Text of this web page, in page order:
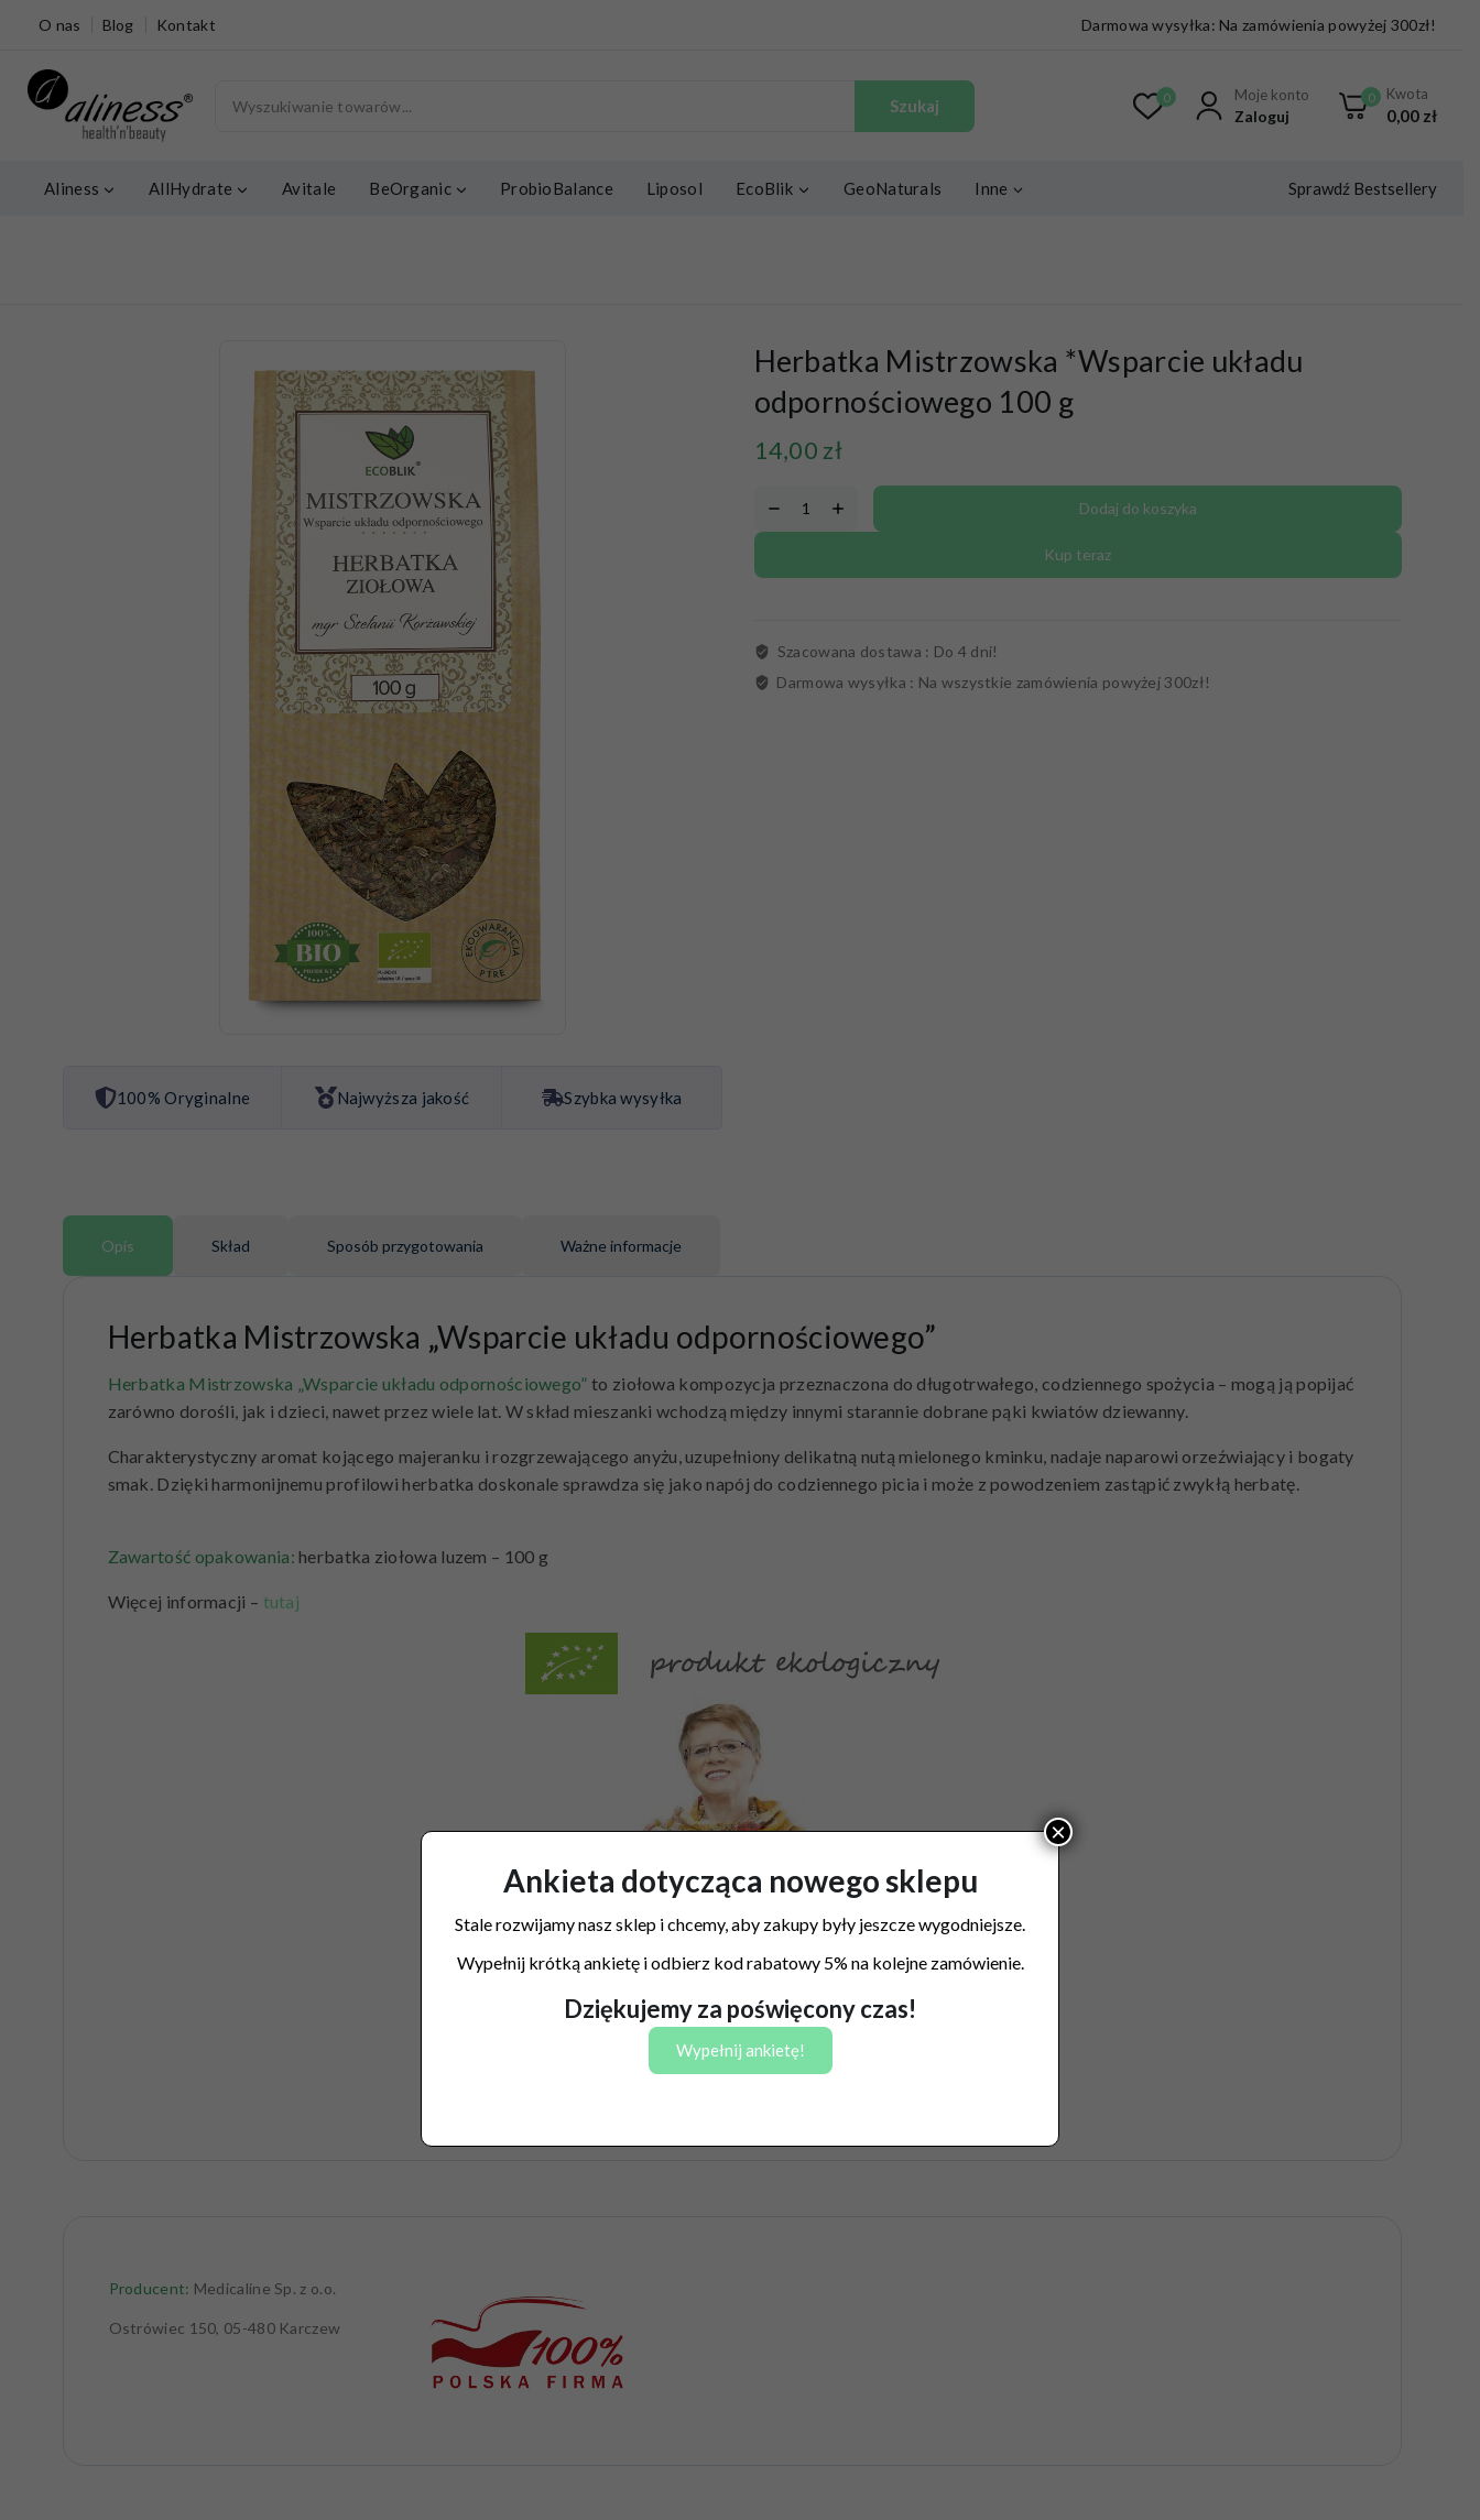
O nas Blog Kontakt Darmowa wysyłka: Na zamówienia powyżej 300zł!
Szukaj 0 Moje konto
Zaloguj
0 Kwota
0,00 zł
Aliness AllHydrate Avitale BeOrganic ProbioBalance Liposol EcoBlik GeoNaturals Inne Sprawdź Bestsellery
100% Oryginalne Najwyższa jakość Szybka wysyłka
Herbatka Mistrzowska *Wsparcie układu
odpornościowego 100 g
14,00 zł
Dodaj do koszyka
Kup teraz
Szacowana dostawa : Do 4 dni!
Darmowa wysyłka : Na wszystkie zamówienia powyżej 300zł!
Opis Skład Sposób przygotowania Ważne informacje
Herbatka Mistrzowska „Wsparcie układu odpornościowego”
Herbatka Mistrzowska „Wsparcie układu odpornościowego” to ziołowa kompozycja przeznaczona do długotrwałego, codziennego spożycia – mogą ją popijać
zarówno dorośli, jak i dzieci, nawet przez wiele lat. W skład mieszanki wchodzą między innymi starannie dobrane pąki kwiatów dziewanny.
Charakterystyczny aromat kojącego majeranku i rozgrzewającego anyżu, uzupełniony delikatną nutą mielonego kminku, nadaje naparowi orzeźwiający i bogaty
smak. Dzięki harmonijnemu profilowi herbatka doskonale sprawdza się jako napój do codziennego picia i może z powodzeniem zastąpić zwykłą herbatę.
Zawartość opakowania: herbatka ziołowa luzem – 100 g
Więcej informacji – tutaj
Producent: Medicaline Sp. z o.o.
Ostrówiec 150, 05-480 Karczew
Ankieta dotycząca nowego sklepu
Stale rozwijamy nasz sklep i chcemy, aby zakupy były jeszcze wygodniejsze.
Wypełnij krótką ankietę i odbierz kod rabatowy 5% na kolejne zamówienie.
Dziękujemy za poświęcony czas!
Wypełnij ankietę!
×